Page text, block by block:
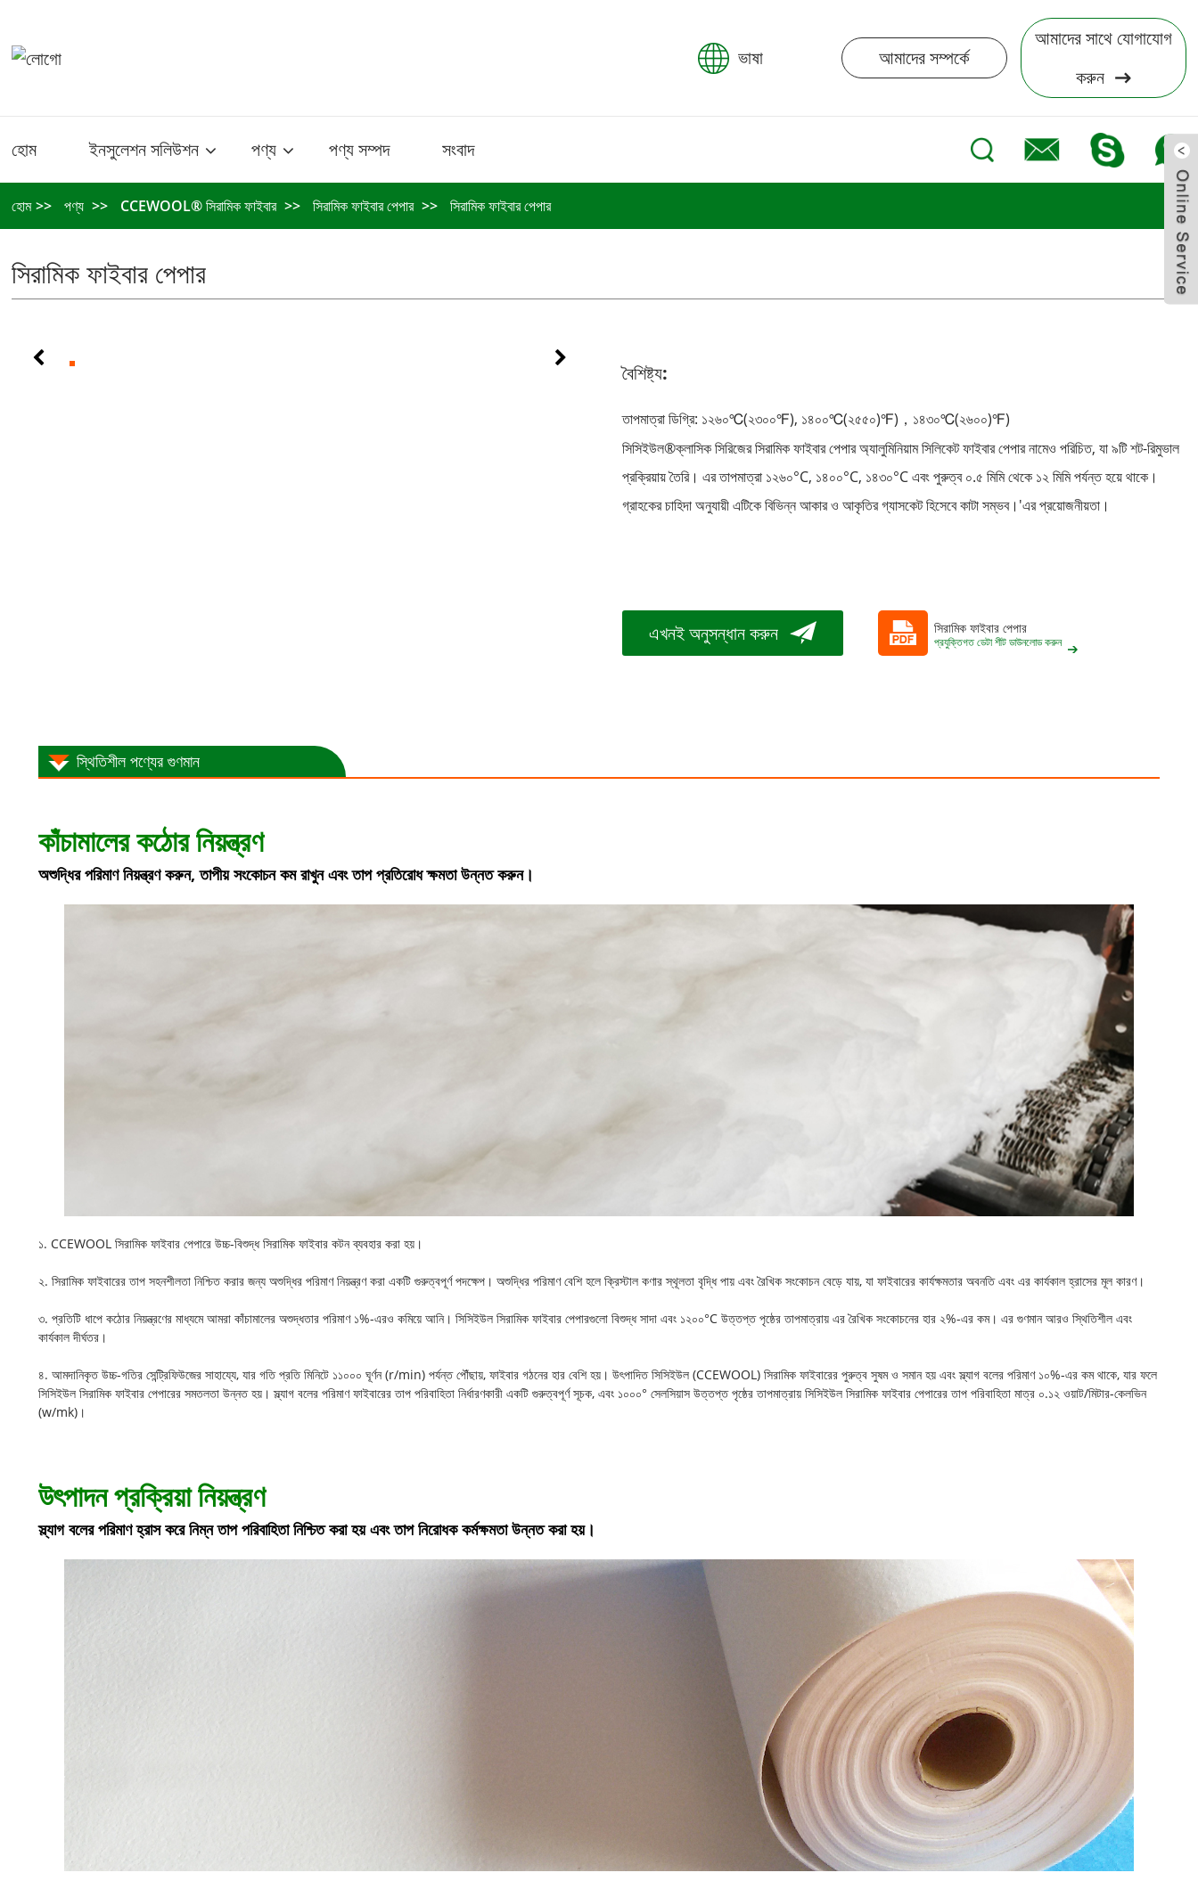
ভাষা আমাদের সম্পর্কে
আমাদের সাথে যোগাযোগ
করুন
হোম ইনসুলেশন সলিউশন পণ্য পণ্য সম্পদ সংবাদ
হোম পণ্য CCEWOOL® সিরামিক ফাইবার সিরামিক ফাইবার পেপার সিরামিক ফাইবার পেপার
সিরামিক ফাইবার পেপার
বৈশিষ্ট্য:
তাপমাত্রা ডিগ্রি: ১২৬০℃(২৩০০℉), ১৪০০℃(২৫৫০)℉) ， ১৪৩০℃(২৬০০)℉)
সিসিইউল®ক্লাসিক সিরিজের সিরামিক ফাইবার পেপার অ্যালুমিনিয়াম সিলিকেট ফাইবার পেপার নামেও পরিচিত, যা ৯টি শট-রিমুভাল
প্রক্রিয়ায় তৈরি। এর তাপমাত্রা ১২৬০°C, ১৪০০°C, ১৪৩০°C এবং পুরুত্ব ০.৫ মিমি থেকে ১২ মিমি পর্যন্ত হয়ে থাকে।
গ্রাহকের চাহিদা অনুযায়ী এটিকে বিভিন্ন আকার ও আকৃতির গ্যাসকেট হিসেবে কাটা সম্ভব। 'এর প্রয়োজনীয়তা।
এখনই অনুসন্ধান করুন সিরামিক ফাইবার পেপার
প্রযুক্তিগত ডেটা শীট ডাউনলোড করুন
স্থিতিশীল পণ্যের গুণমান
কাঁচামালের কঠোর নিয়ন্ত্রণ
অশুদ্ধির পরিমাণ নিয়ন্ত্রণ করুন, তাপীয় সংকোচন কম রাখুন এবং তাপ প্রতিরোধ ক্ষমতা উন্নত করুন।
১. CCEWOOL সিরামিক ফাইবার পেপারে উচ্চ-বিশুদ্ধ সিরামিক ফাইবার কটন ব্যবহার করা হয়।
২. সিরামিক ফাইবারের তাপ সহনশীলতা নিশ্চিত করার জন্য অশুদ্ধির পরিমাণ নিয়ন্ত্রণ করা একটি গুরুত্বপূর্ণ পদক্ষেপ। অশুদ্ধির পরিমাণ বেশি হলে ক্রিস্টাল কণার স্থূলতা বৃদ্ধি পায় এবং রৈখিক সংকোচন বেড়ে যায়, যা ফাইবারের কার্যক্ষমতার অবনতি এবং এর কার্যকাল হ্রাসের মূল কারণ।
৩. প্রতিটি ধাপে কঠোর নিয়ন্ত্রণের মাধ্যমে আমরা কাঁচামালের অশুদ্ধতার পরিমাণ ১%-এরও কমিয়ে আনি। সিসিইউল সিরামিক ফাইবার পেপারগুলো বিশুদ্ধ সাদা এবং ১২০০°C উত্তপ্ত পৃষ্ঠের তাপমাত্রায় এর রৈখিক সংকোচনের হার ২%-এর কম। এর গুণমান আরও স্থিতিশীল এবং
কার্যকাল দীর্ঘতর।
৪. আমদানিকৃত উচ্চ-গতির সেন্ট্রিফিউজের সাহায্যে, যার গতি প্রতি মিনিটে ১১০০০ ঘূর্ণন (r/min) পর্যন্ত পৌঁছায়, ফাইবার গঠনের হার বেশি হয়। উৎপাদিত সিসিইউল (CCEWOOL) সিরামিক ফাইবারের পুরুত্ব সুষম ও সমান হয় এবং স্ল্যাগ বলের পরিমাণ ১০%-এর কম থাকে, যার ফলে
সিসিইউল সিরামিক ফাইবার পেপারের সমতলতা উন্নত হয়। স্ল্যাগ বলের পরিমাণ ফাইবারের তাপ পরিবাহিতা নির্ধারণকারী একটি গুরুত্বপূর্ণ সূচক, এবং ১০০০° সেলসিয়াস উত্তপ্ত পৃষ্ঠের তাপমাত্রায় সিসিইউল সিরামিক ফাইবার পেপারের তাপ পরিবাহিতা মাত্র ০.১২ ওয়াট/মিটার-কেলভিন
(w/mk)।
উৎপাদন প্রক্রিয়া নিয়ন্ত্রণ
স্ল্যাগ বলের পরিমাণ হ্রাস করে নিম্ন তাপ পরিবাহিতা নিশ্চিত করা হয় এবং তাপ নিরোধক কর্মক্ষমতা উন্নত করা হয়।